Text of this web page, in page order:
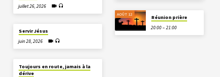
juillet 26, 2026
Servir Jésus
juin 28, 2026
Toujours en route, jamais à la
dérive
AOÛT 12
Réunion prière
20:00 – 21:00